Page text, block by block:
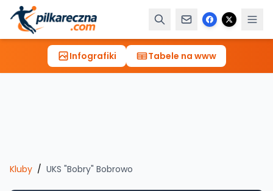
Infografiki Tabele na www
Kluby / UKS "Bobry" Bobrowo